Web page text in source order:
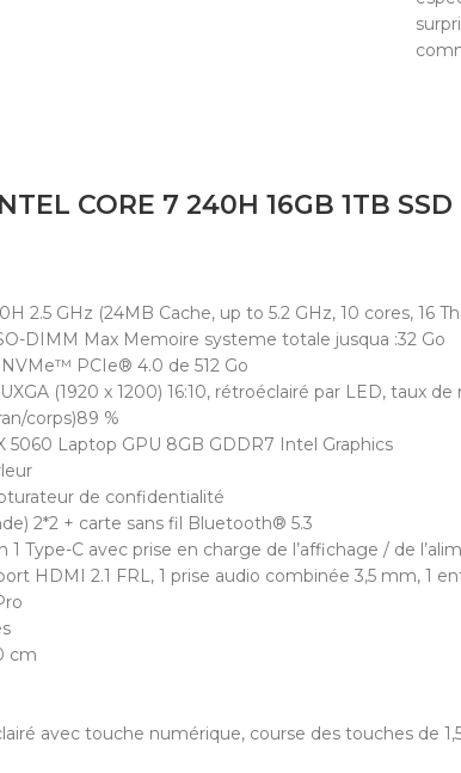
2.5 GHz (24MB Cache, up to 5.2 GHz, 10 cores, 16
DIMM Max Memoire systeme totale jusqua :32 Go
PCIe® 4.0 de 512 Go
(1920 x 1200) 16:10, rétroéclairé par LED, taux
corps)89 %
5060 Laptop GPU 8GB GDDR7 Intel Graphics
de confidentialité
2*2 + carte sans fil Bluetooth® 5.3
1 Type-C avec prise en charge de l’affichage / de
HDMI 2.1 FRL, 1 prise audio combinée 3,5 mm, 1
cm
avec touche numérique, course des touches de